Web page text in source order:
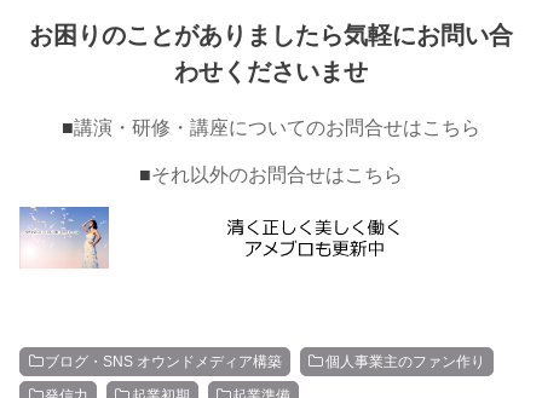
お困りのことがありましたら気軽にお問い合
わせくださいませ
■講演・研修・講座についてのお問合せはこちら
■それ以外のお問合せはこちら
ブログ・SNS オウンドメディア構築 個人事業主のファン作り